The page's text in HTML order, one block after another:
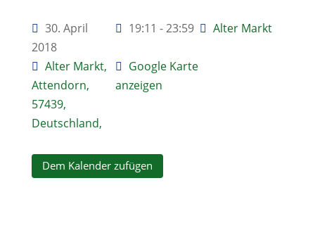
30. April
2018
19:11 - 23:59 Alter Markt
Alter Markt,
Attendorn,
57439,
Deutschland,
Google Karte
anzeigen
Dem Kalender zufügen